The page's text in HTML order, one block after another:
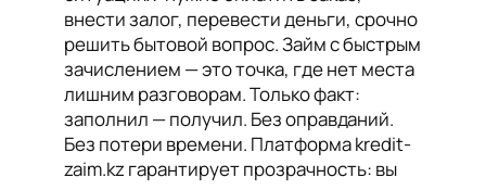
внести залог, перевести деньги, срочно
решить бытовой вопрос. Займ с быстрым
зачислением — это точка, где нет места
лишним разговорам. Только факт:
заполнил — получил. Без оправданий.
Без потери времени. Платформа kredit-
zaim.kz гарантирует прозрачность: вы